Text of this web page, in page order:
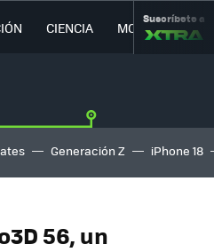
CIENCIA MOVILIDAD
Suscríbete a
Generación Z iPhone 18
56, un